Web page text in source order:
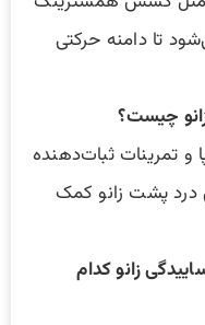
تا دامنه حرکتی
ثبات‌دهنده
درد پشت زانو کمک
زانو کدام